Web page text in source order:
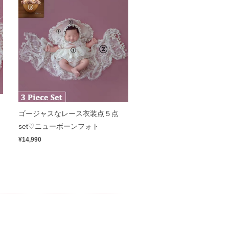
ゴージャスなレース衣装点５点
set♡ニューボーンフォト
¥14,990